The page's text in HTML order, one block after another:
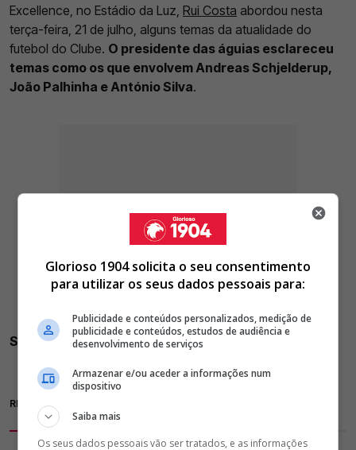
Excellence, no Estádio da Luz, Rui Costa abordou nesta
terça-feira, 21 de julho, alguns temas da atualidade do
futebol do Clube. O presidente das águias esclareceu
temas como os que envolvem Andreas Schjelderup,
João Palhinha e António Silva.
Schjelderup vai sair?
RELACIONADAS
Glorioso 1904 solicita o seu consentimento
para utilizar os seus dados pessoais para:
Publicidade e conteúdos personalizados, medição de
publicidade e conteúdos, estudos de audiência e
desenvolvimento de serviços
Armazenar e/ou aceder a informações num
dispositivo
Saiba mais
Os seus dados pessoais vão ser tratados, e as informações